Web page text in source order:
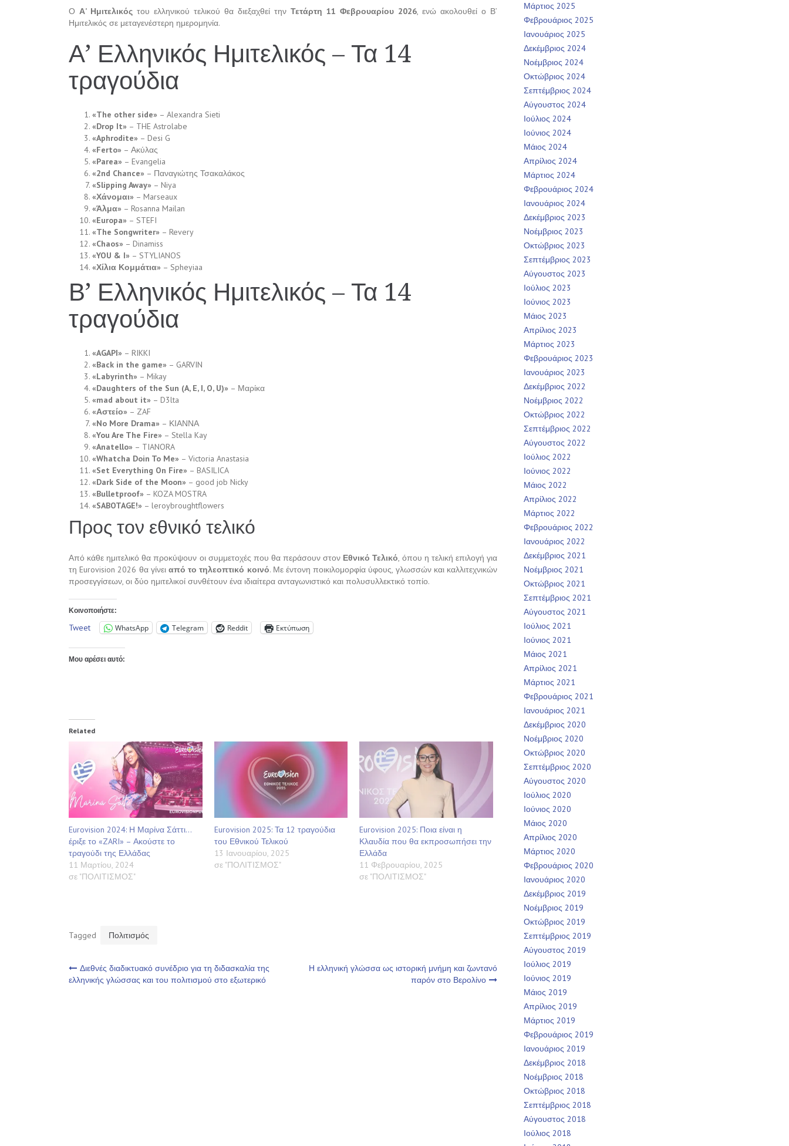
Ο Α’ Ημιτελικός του ελληνικού τελικού θα διεξαχθεί την Τετάρτη 11 Φεβρουαρίου 2026, ενώ ακολουθεί ο Β’
Ημιτελικός σε μεταγενέστερη ημερομηνία.
Α’ Ελληνικός Ημιτελικός – Τα 14
τραγούδια
«The other side» – Alexandra Sieti
«Drop It» – THE Astrolabe
«Aphrodite» – Desi G
«Ferto» – Ακύλας
«Parea» – Evangelia
«2nd Chance» – Παναγιώτης Τσακαλάκος
«Slipping Away» – Niya
«Χάνομαι» – Marseaux
«Άλμα» – Rosanna Mailan
«Europa» – STEFI
«The Songwriter» – Revery
«Chaos» – Dinamiss
«YOU & I» – STYLIANOS
«Χίλια Κομμάτια» – Spheyiaa
Β’ Ελληνικός Ημιτελικός – Τα 14
τραγούδια
«AGAPI» – RIKKI
«Back in the game» – GARVIN
«Labyrinth» – Mikay
«Daughters of the Sun (A, E, I, O, U)» – Μαρίκα
«mad about it» – D3lta
«Αστείο» – ZAF
«No More Drama» – ΚΙΑΝΝΑ
«You Are The Fire» – Stella Kay
«Anatello» – TIANORA
«Whatcha Doin To Me» – Victoria Anastasia
«Set Everything On Fire» – BASILICA
«Dark Side of the Moon» – good job Nicky
«Bulletproof» – KOZA MOSTRA
«SABOTAGE!» – leroybroughtflowers
Προς τον εθνικό τελικό
Από κάθε ημιτελικό θα προκύψουν οι συμμετοχές που θα περάσουν στον Εθνικό Τελικό, όπου η τελική επιλογή για
τη Eurovision 2026 θα γίνει από το τηλεοπτικό κοινό. Με έντονη ποικιλομορφία ύφους, γλωσσών και καλλιτεχνικών
προσεγγίσεων, οι δύο ημιτελικοί συνθέτουν ένα ιδιαίτερα ανταγωνιστικό και πολυσυλλεκτικό τοπίο.
Κοινοποιήστε:
Tweet WhatsApp Telegram Reddit Εκτύπωση
Μου αρέσει αυτό:
Related
Eurovision 2024: Η Μαρίνα Σάττι…
έριξε το «ZARI» – Ακούστε το
τραγούδι της Ελλάδας
11 Μαρτίου, 2024
σε "ΠΟΛΙΤΙΣΜΟΣ"
Eurovision 2025: Τα 12 τραγούδια
του Εθνικού Τελικού
13 Ιανουαρίου, 2025
σε "ΠΟΛΙΤΙΣΜΟΣ"
Eurovision 2025: Ποια είναι η
Κλαυδία που θα εκπροσωπήσει την
Ελλάδα
11 Φεβρουαρίου, 2025
σε "ΠΟΛΙΤΙΣΜΟΣ"
Tagged Πολιτισμός
Πλοήγηση
Διεθνές διαδικτυακό συνέδριο για τη διδασκαλία της
ελληνικής γλώσσας και του πολιτισμού στο εξωτερικό
Η ελληνική γλώσσα ως ιστορική μνήμη και ζωντανό
παρόν στο Βερολίνο
Μάρτιος 2025
Φεβρουάριος 2025
Ιανουάριος 2025
Δεκέμβριος 2024
Νοέμβριος 2024
Οκτώβριος 2024
Σεπτέμβριος 2024
Αύγουστος 2024
Ιούλιος 2024
Ιούνιος 2024
Μάιος 2024
Απρίλιος 2024
Μάρτιος 2024
Φεβρουάριος 2024
Ιανουάριος 2024
Δεκέμβριος 2023
Νοέμβριος 2023
Οκτώβριος 2023
Σεπτέμβριος 2023
Αύγουστος 2023
Ιούλιος 2023
Ιούνιος 2023
Μάιος 2023
Απρίλιος 2023
Μάρτιος 2023
Φεβρουάριος 2023
Ιανουάριος 2023
Δεκέμβριος 2022
Νοέμβριος 2022
Οκτώβριος 2022
Σεπτέμβριος 2022
Αύγουστος 2022
Ιούλιος 2022
Ιούνιος 2022
Μάιος 2022
Απρίλιος 2022
Μάρτιος 2022
Φεβρουάριος 2022
Ιανουάριος 2022
Δεκέμβριος 2021
Νοέμβριος 2021
Οκτώβριος 2021
Σεπτέμβριος 2021
Αύγουστος 2021
Ιούλιος 2021
Ιούνιος 2021
Μάιος 2021
Απρίλιος 2021
Μάρτιος 2021
Φεβρουάριος 2021
Ιανουάριος 2021
Δεκέμβριος 2020
Νοέμβριος 2020
Οκτώβριος 2020
Σεπτέμβριος 2020
Αύγουστος 2020
Ιούλιος 2020
Ιούνιος 2020
Μάιος 2020
Απρίλιος 2020
Μάρτιος 2020
Φεβρουάριος 2020
Ιανουάριος 2020
Δεκέμβριος 2019
Νοέμβριος 2019
Οκτώβριος 2019
Σεπτέμβριος 2019
Αύγουστος 2019
Ιούλιος 2019
Ιούνιος 2019
Μάιος 2019
Απρίλιος 2019
Μάρτιος 2019
Φεβρουάριος 2019
Ιανουάριος 2019
Δεκέμβριος 2018
Νοέμβριος 2018
Οκτώβριος 2018
Σεπτέμβριος 2018
Αύγουστος 2018
Ιούλιος 2018